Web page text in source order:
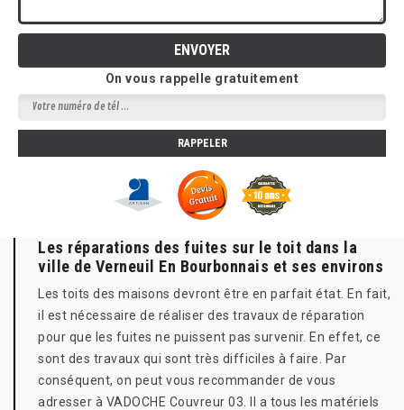
On vous rappelle gratuitement
Les réparations des fuites sur le toit dans la
ville de Verneuil En Bourbonnais et ses environs
Les toits des maisons devront être en parfait état. En fait,
il est nécessaire de réaliser des travaux de réparation
pour que les fuites ne puissent pas survenir. En effet, ce
sont des travaux qui sont très difficiles à faire. Par
conséquent, on peut vous recommander de vous
adresser à VADOCHE Couvreur 03. Il a tous les matériels